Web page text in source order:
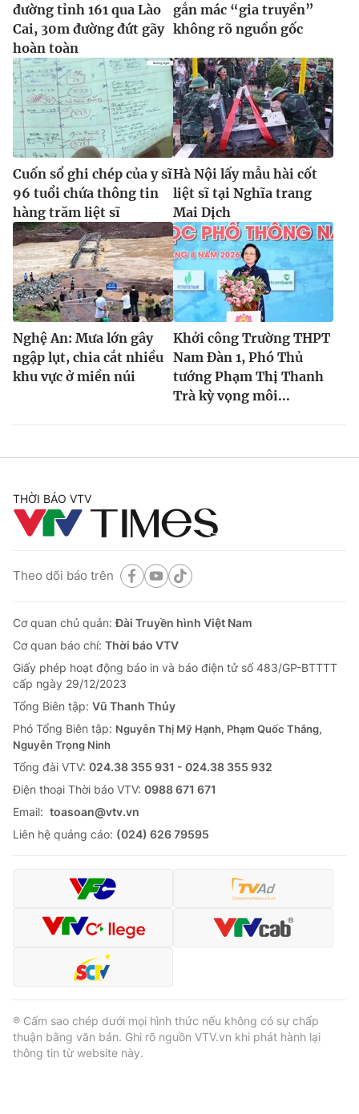
đường tỉnh 161 qua Lào
Cai, 30m đường đứt gãy
hoàn toàn
gắn mác “gia truyền”
không rõ nguồn gốc
Cuốn sổ ghi chép của y sĩ
96 tuổi chứa thông tin
hàng trăm liệt sĩ
Hà Nội lấy mẫu hài cốt
liệt sĩ tại Nghĩa trang
Mai Dịch
Nghệ An: Mưa lớn gây
ngập lụt, chia cắt nhiều
khu vực ở miền núi
Khởi công Trường THPT
Nam Đàn 1, Phó Thủ
tướng Phạm Thị Thanh
Trà kỳ vọng môi...
THỜI BÁO VTV
Theo dõi báo trên
Cơ quan chủ quản:Đài Truyền hình Việt Nam
Cơ quan báo chí: Thời báo VTV
Giấy phép hoạt động báo in và báo điện tử số 483/GP-BTTTT
cấp ngày 29/12/2023
Tổng Biên tập: Vũ Thanh Thủy
Phó Tổng Biên tập: Nguyễn Thị Mỹ Hạnh, Phạm Quốc Thắng,
Nguyễn Trọng Ninh
Tổng đài VTV: 024.38 355 931 - 024.38 355 932
Ðiện thoại Thời báo VTV: 0988 671 671
Email: toasoan@vtv.vn
Liên hệ quảng cáo: (024) 626 79595
® Cấm sao chép dưới mọi hình thức nếu không có sự chấp
thuận bằng văn bản. Ghi rõ nguồn VTV.vn khi phát hành lại
thông tin từ website này.